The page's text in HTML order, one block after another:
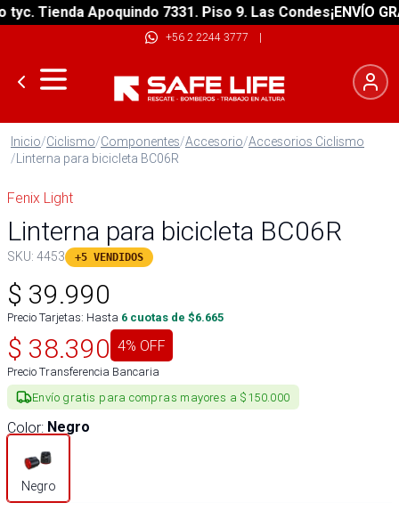
Tienda Apoquindo 7331. Piso 9. Las Condes¡ENVÍO
+56 2 2244 3777 |
Inicio/Ciclismo/Componentes/Accesorio/Accesorios Ciclismo
/Linterna para bicicleta BC06R
Fenix Light
Linterna para bicicleta BC06R
SKU: 4453 +5 VENDIDOS
$ 39.990
Precio Tarjetas: Hasta 6 cuotas de $6.665
$ 38.390 4% OFF
Precio Transferencia Bancaria
Envío gratis para compras mayores a $150.000
Color: Negro
Negro